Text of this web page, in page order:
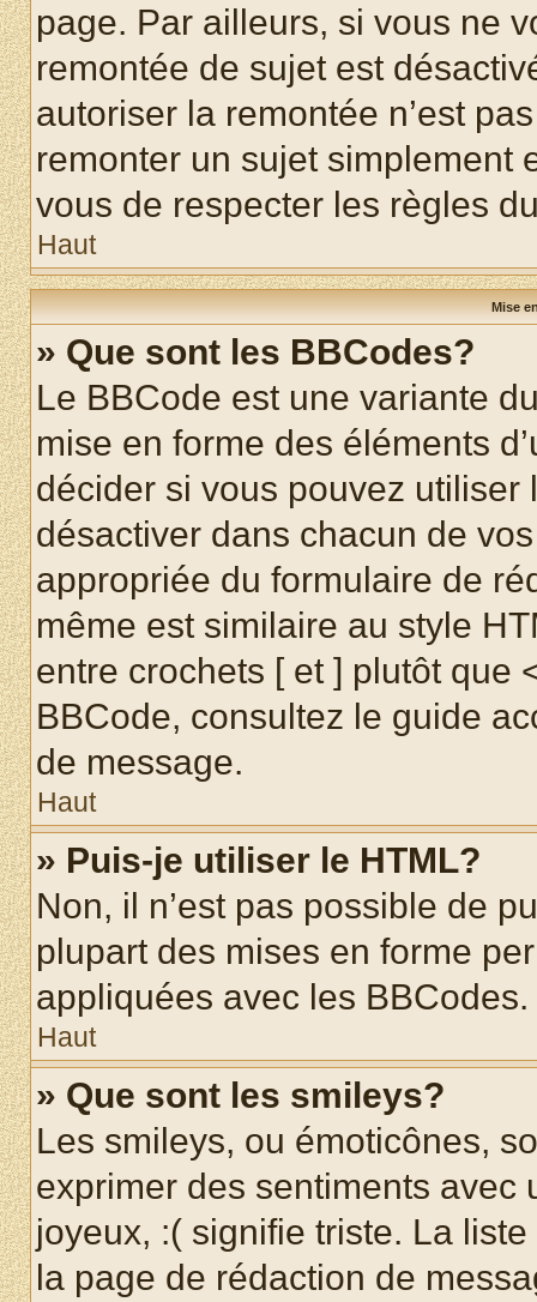
page. Par ailleurs, si vous ne
remontée de sujet est
autoriser la remontée n’est
remonter un sujet simplement
vous de respecter les règles
Haut
Mise
» Que sont les BBCodes?
Le BBCode est une variante
mise en forme des éléments
décider si vous pouvez
désactiver dans chacun de
appropriée du formulaire de
même est similaire au style
entre crochets [ et ] plutôt que
BBCode, consultez le guide
de message.
Haut
» Puis-je utiliser le HTML?
Non, il n’est pas possible de
plupart des mises en forme
appliquées avec les BBCodes.
Haut
» Que sont les smileys?
Les smileys, ou émoticônes,
exprimer des sentiments avec
joyeux, :( signifie triste. La
la page de rédaction de